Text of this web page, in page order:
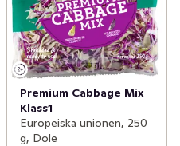
Premium Cabbage Mix
Klass1
Europeiska unionen, 250
g, Dole